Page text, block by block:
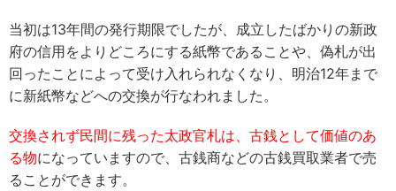
当初は13年間の発行期限でしたが、成立したばかりの新政
府の信用をよりどころにする紙幣であることや、偽札が出
回ったことによって受け入れられなくなり、明治12年まで
に新紙幣などへの交換が行なわれました。
交換されず民間に残った太政官札は、古銭として価値のあ
る物になっていますので、古銭商などの古銭買取業者で売
ることができます。